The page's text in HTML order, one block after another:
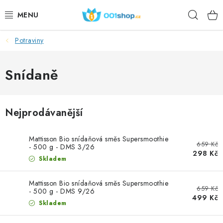
na
DOPLŇKY STRAVY
KOSMETIKA
POTRAVINY
TÉMATA
AKCE
DÁRKY
Potraviny
Snídaně
Nejprodávanější
Mattisson Bio snídaňová směs Supersmoothie
- 500 g - DMS 3/26
Skladem
659 Kč
298 Kč
Mattisson Bio snídaňová směs Supersmoothie
- 500 g - DMS 9/26
Skladem
659 Kč
499 Kč